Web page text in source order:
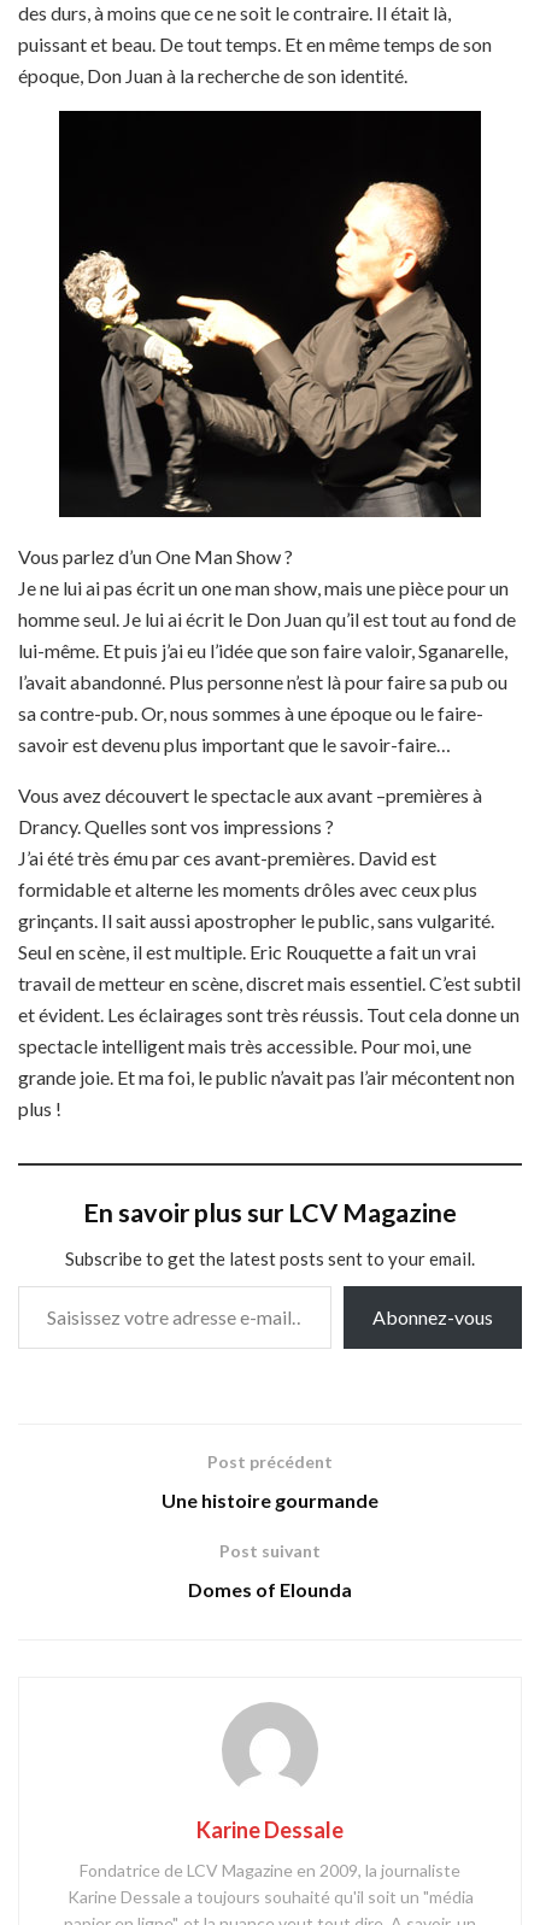
des durs, à moins que ce ne soit le contraire. Il était là,
puissant et beau. De tout temps. Et en même temps de son
époque, Don Juan à la recherche de son identité.
Vous parlez d’un One Man Show ?
Je ne lui ai pas écrit un one man show, mais une pièce pour un
homme seul. Je lui ai écrit le Don Juan qu’il est tout au fond de
lui-même. Et puis j’ai eu l’idée que son faire valoir, Sganarelle,
l’avait abandonné. Plus personne n’est là pour faire sa pub ou
sa contre-pub. Or, nous sommes à une époque ou le faire-
savoir est devenu plus important que le savoir-faire…
Vous avez découvert le spectacle aux avant –premières à
Drancy. Quelles sont vos impressions ?
J’ai été très ému par ces avant-premières. David est
formidable et alterne les moments drôles avec ceux plus
grinçants. Il sait aussi apostropher le public, sans vulgarité.
Seul en scène, il est multiple. Eric Rouquette a fait un vrai
travail de metteur en scène, discret mais essentiel. C’est subtil
et évident. Les éclairages sont très réussis. Tout cela donne un
spectacle intelligent mais très accessible. Pour moi, une
grande joie. Et ma foi, le public n’avait pas l’air mécontent non
plus !
En savoir plus sur LCV Magazine
Subscribe to get the latest posts sent to your email.
Saisissez votre adresse e-mail…
Abonnez-vous
Post précédent
Une histoire gourmande
Post suivant
Domes of Elounda
Karine Dessale
Fondatrice de LCV Magazine en 2009, la journaliste
Karine Dessale a toujours souhaité qu'il soit un "média